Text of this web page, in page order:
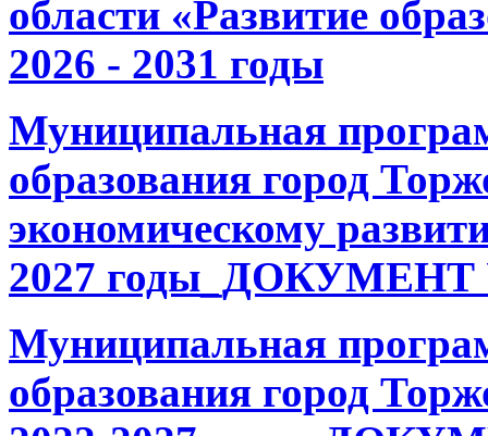
области «Развитие
2026 - 2031 годы
Муниципальная
образования город
экономическому
2027
Муниципальная
образования город